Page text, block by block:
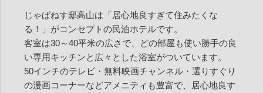
じゃぱねす邸高山は「居心地良すぎて住みたくな
る！」がコンセプトの民泊ホテルです。
客室は30～40平米の広さで、どの部屋も使い勝手の良
い専用キッチンと広々とした浴室がついています。
50インチのテレビ・無料映画チャンネル・選りすぐり
の漫画コーナーなどアメニティも豊富で、居心地良す